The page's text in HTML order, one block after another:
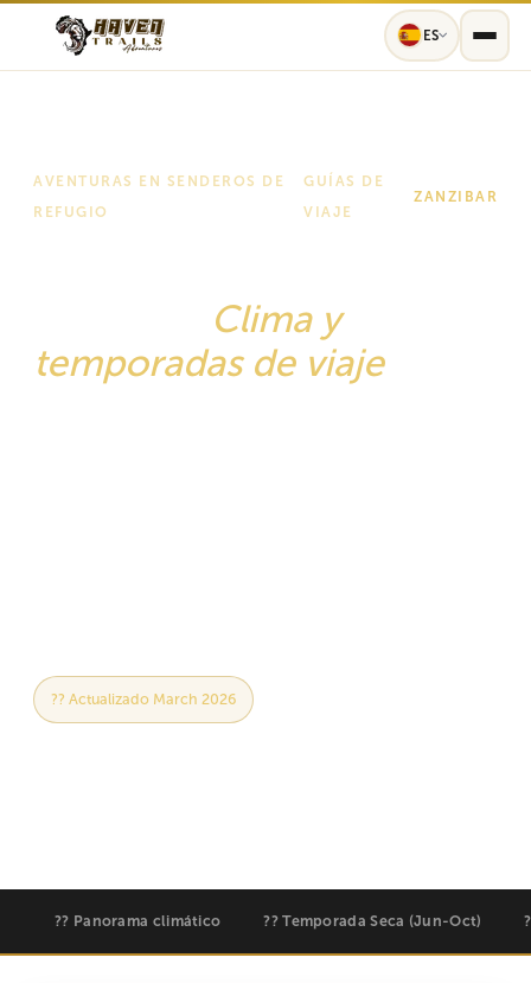
ES
AVENTURAS EN SENDEROS DE
REFUGIO
GUÍAS DE
VIAJE
ZANZIBAR
Clima y
temporadas de viaje
?? Actualizado March 2026
?? Panorama climático ?? Temporada Seca (Jun-Oct)